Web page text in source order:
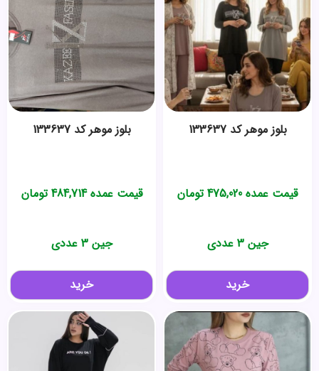
بلوز موهر کد 133637
قیمت عمده475,020 تومان
جین 3 عددی
خرید
بلوز موهر کد 133637
قیمت عمده484,714 تومان
جین 3 عددی
خرید